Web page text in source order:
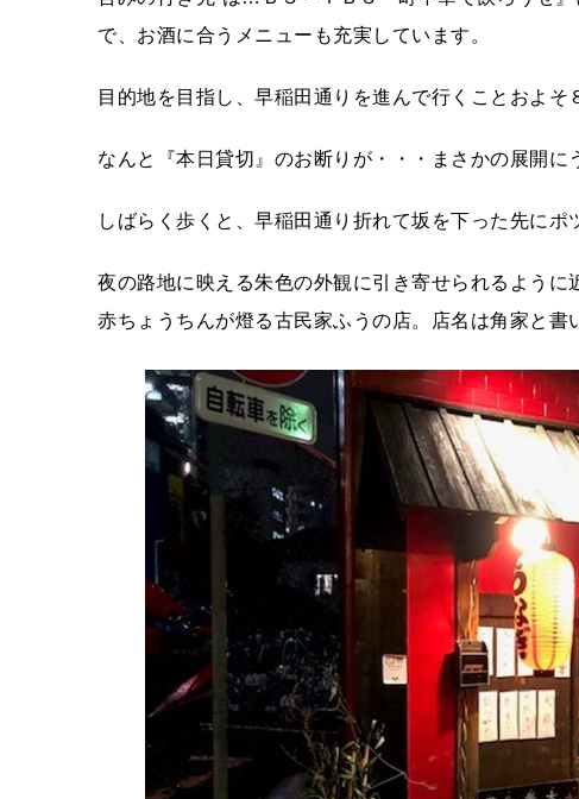
で、お酒に合うメニューも充実しています。
目的地を目指し、早稲田通りを進んで行くことおよそ
なんと『本日貸切』のお断りが・・・まさかの展開に
しばらく歩くと、早稲田通り折れて坂を下った先にポ
夜の路地に映える朱色の外観に引き寄せられるよう
赤ちょうちんが燈る古民家ふうの店。店名は角家と書